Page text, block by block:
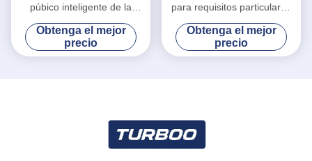
púbico inteligente de la
puerta para el control de
multitudes al por menor
Obtenga el mejor
precio
para requisitos particulares
interfaces antioxidantes del
torniquete de la puerta de
velocidad diversos
Obtenga el mejor
precio